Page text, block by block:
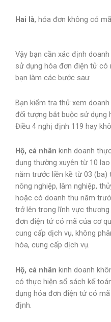
Hai là, hóa đơn không có
Vậy bạn cần xác định
sử dụng hóa đơn điện tử có
bạn làm các bước sau:
Bạn kiểm tra thử xem
đối tượng bắt buộc sử dụng
Điều 4 nghị định 119 hay
Hộ, cá nhân kinh doanh
dụng thường xuyên từ 10
năm trước liền kề từ 03
nông nghiệp, lâm nghiệp,
hoặc có doanh thu năm
trở lên trong lĩnh vực
đơn điện tử có mã của cơ
cung cấp dịch vụ, không
hóa, cung cấp dịch vụ.
Hộ, cá nhân kinh doanh
có thực hiện sổ sách kế
dụng hóa đơn điện tử có
định.